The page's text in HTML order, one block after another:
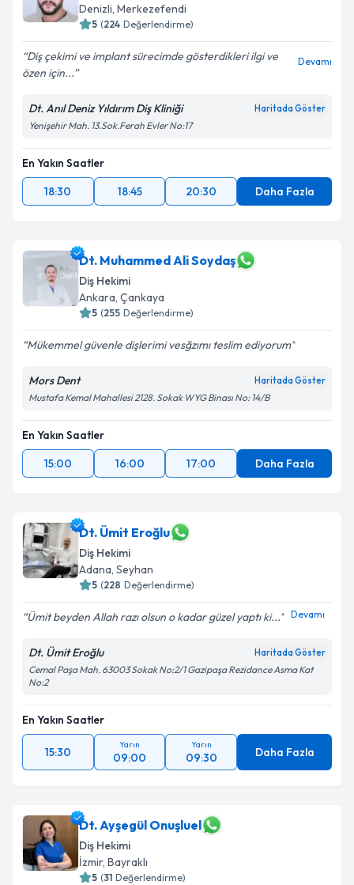
Denizli, Merkezefendi
5 (224 Değerlendirme)
Diş çekimi ve implant sürecimde gösterdikleri ilgi ve
özen için...
Devamı
Dt. Anıl Deniz Yıldırım Diş Kliniği Haritada Göster
Yenişehir Mah. 13.Sok.Ferah Evler No:17
En Yakın Saatler
18:30
18:45 20:30 Daha Fazla
Dt. Muhammed Ali Soydaş
Diş Hekimi
Ankara, Çankaya
5 (255 Değerlendirme)
Mükemmel güvenle dişlerimi vesğzımı teslim ediyorum
Mors Dent Haritada Göster
Mustafa Kemal Mahallesi 2128. Sokak WYG Binası No: 14/B
En Yakın Saatler
15:00
16:00 17:00 Daha Fazla
Dt. Ümit Eroğlu
Diş Hekimi
Adana, Seyhan
5 (228 Değerlendirme)
Ümit beyden Allah razı olsun o kadar güzel yaptı ki... Devamı
Dt. Ümit Eroğlu Haritada Göster
Cemal Paşa Mah. 63003 Sokak No:2/1 Gazipaşa Rezidance Asma Kat
No:2
En Yakın Saatler
15:30
Yarın
09:00
Yarın
09:30 Daha Fazla
Dt. Ayşegül Onuşluel
Diş Hekimi
İzmir, Bayraklı
5 (31 Değerlendirme)